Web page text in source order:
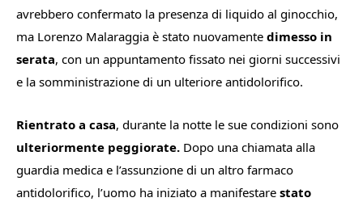
avrebbero confermato la presenza di liquido al ginocchio,
ma Lorenzo Malaraggia è stato nuovamente dimesso in
serata, con un appuntamento fissato nei giorni successivi
e la somministrazione di un ulteriore antidolorifico.
Rientrato a casa, durante la notte le sue condizioni sono
ulteriormente peggiorate. Dopo una chiamata alla
guardia medica e l’assunzione di un altro farmaco
antidolorifico, l’uomo ha iniziato a manifestare stato